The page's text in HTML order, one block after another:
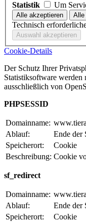
Statistik
Um
Technisch
Cookie-Details
Der Schutz Ihrer
Statistiksoftware werden
ausschließlich von
PHPSESSID
Domainname:
Ablauf:
Ende der
Speicherort:
Cookie
Beschreibung: Cookie
sf_redirect
Domainname:
Ablauf:
Ende der
Speicherort:
Cookie